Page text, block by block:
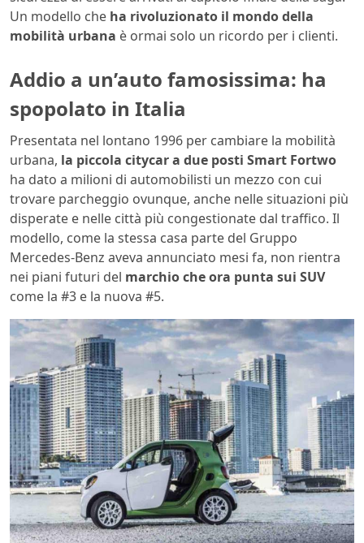
Un modello che ha rivoluzionato il mondo della
mobilità urbana è ormai solo un ricordo per i clienti.
Addio a un’auto famosissima: ha
spopolato in Italia
Presentata nel lontano 1996 per cambiare la mobilità
urbana, la piccola citycar a due posti Smart Fortwo
ha dato a milioni di automobilisti un mezzo con cui
trovare parcheggio ovunque, anche nelle situazioni più
disperate e nelle città più congestionate dal traffico. Il
modello, come la stessa casa parte del Gruppo
Mercedes-Benz aveva annunciato mesi fa, non rientra
nei piani futuri del marchio che ora punta sui SUV
come la #3 e la nuova #5.